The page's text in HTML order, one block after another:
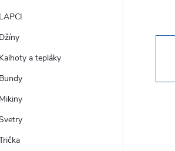
Džíny
Kalhoty a tepláky
Bundy
Mikiny